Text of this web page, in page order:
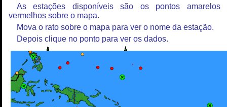
As estações disponíveis são os pontos amarelos
vermelhos sobre o mapa.
Mova o rato sobre o mapa para ver o nome da estação.
Depois clique no ponto para ver os dados.